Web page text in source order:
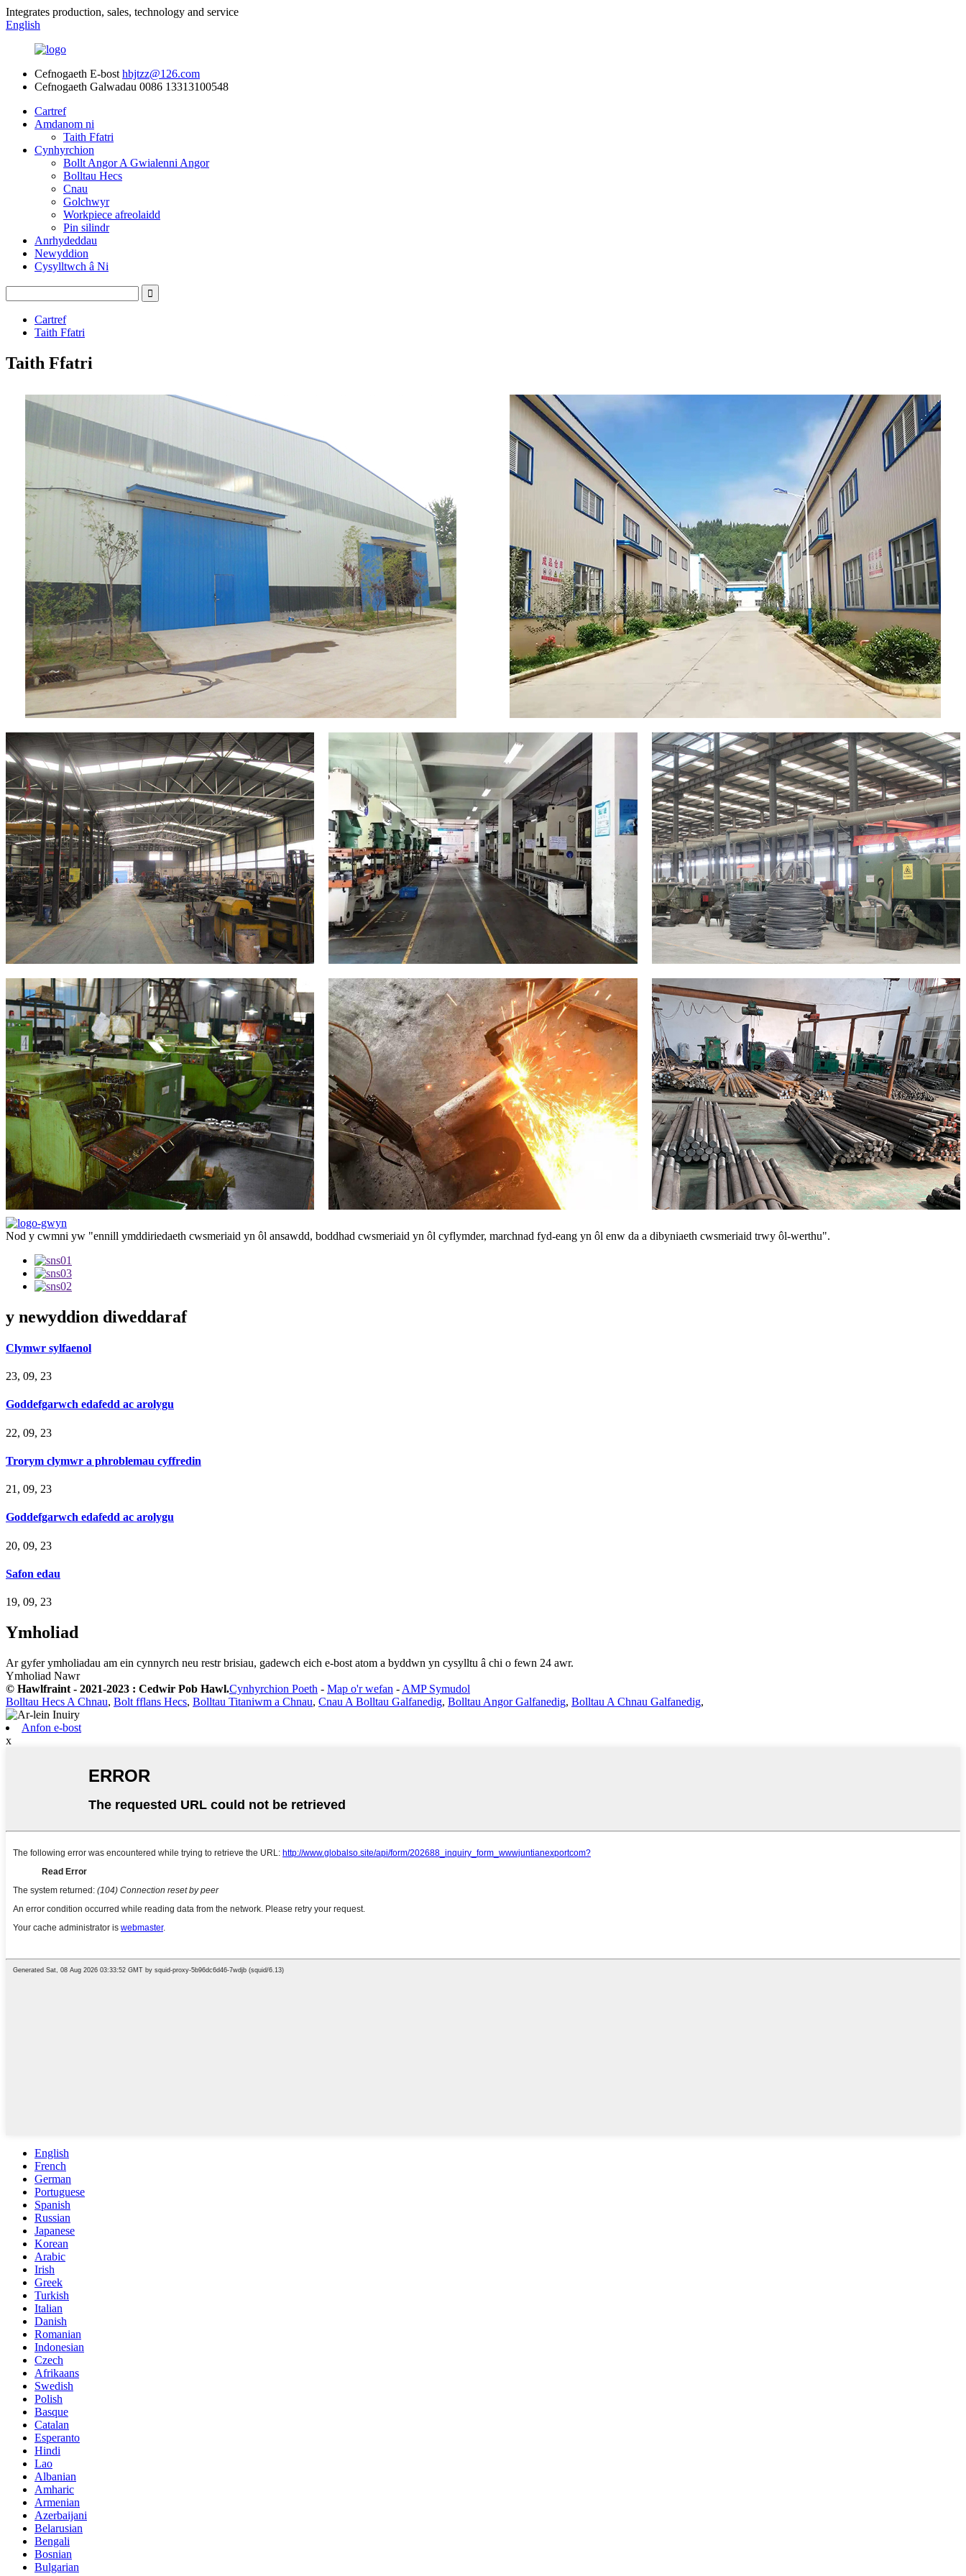
Integrates production, sales, technology and service
English
Cefnogaeth E-bost hbjtzz@126.com
Cefnogaeth Galwadau 0086 13313100548
Cartref
Amdanom ni
Taith Ffatri
Cynhyrchion
Bollt Angor A Gwialenni Angor
Bolltau Hecs
Cnau
Golchwyr
Workpiece afreolaidd
Pin silindr
Anrhydeddau
Newyddion
Cysylltwch â Ni
Cartref
Taith Ffatri
Taith Ffatri
Nod y cwmni yw "ennill ymddiriedaeth cwsmeriaid yn ôl ansawdd, boddhad cwsmeriaid yn ôl cyflymder, marchnad fyd-eang yn ôl enw da a dibyniaeth cwsmeriaid trwy ôl-werthu".
y newyddion diweddaraf
Clymwr sylfaenol
23, 09, 23
Goddefgarwch edafedd ac arolygu
22, 09, 23
Trorym clymwr a phroblemau cyffredin
21, 09, 23
Goddefgarwch edafedd ac arolygu
20, 09, 23
Safon edau
19, 09, 23
Ymholiad
Ar gyfer ymholiadau am ein cynnyrch neu restr brisiau, gadewch eich e-bost atom a byddwn yn cysylltu â chi o fewn 24 awr.
Ymholiad Nawr
© Hawlfraint - 2021-2023 : Cedwir Pob Hawl.Cynhyrchion Poeth - Map o'r wefan - AMP Symudol
Bolltau Hecs A Chnau, Bolt fflans Hecs, Bolltau Titaniwm a Chnau, Cnau A Bolltau Galfanedig, Bolltau Angor Galfanedig, Bolltau A Chnau Galfanedig,
Anfon e-bost
x
English
French
German
Portuguese
Spanish
Russian
Japanese
Korean
Arabic
Irish
Greek
Turkish
Italian
Danish
Romanian
Indonesian
Czech
Afrikaans
Swedish
Polish
Basque
Catalan
Esperanto
Hindi
Lao
Albanian
Amharic
Armenian
Azerbaijani
Belarusian
Bengali
Bosnian
Bulgarian